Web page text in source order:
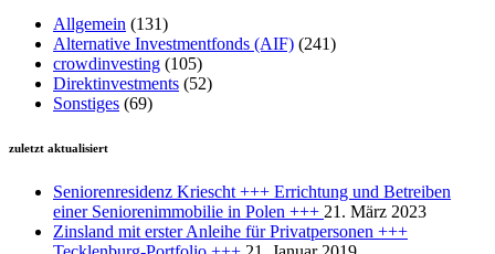
Allgemein (131)
Alternative Investmentfonds (AIF) (241)
crowdinvesting (105)
Direktinvestments (52)
Sonstiges (69)
zuletzt aktualisiert
Seniorenresidenz Kriescht +++ Errichtung und Betreiben
einer Seniorenimmobilie in Polen +++ 21. März 2023
Zinsland mit erster Anleihe für Privatpersonen +++